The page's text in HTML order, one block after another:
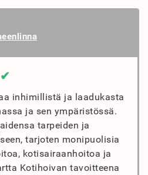
✔
inhimillistä ja laadukasta
ja sen ympäristössä.
tarpeiden ja
tarjoten monipuolisia
kotisairaanhoitoa ja
Kotihoivan tavoitteena